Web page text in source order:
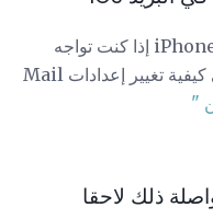
يمكنك تغيير حجم الخط الإلكتروني لـ iPhone إذا كنت تواجه
مشكلة في قراءة نص صغير. فيما يلي كيفية تغيير إعدادات Mail
"
ذلك لاحقا